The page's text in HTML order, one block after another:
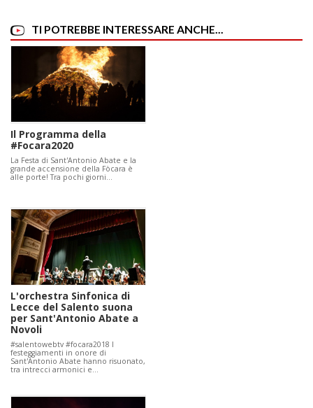
TI POTREBBE INTERESSARE ANCHE...
Il Programma della
#Focara2020
La Festa di Sant'Antonio Abate e la
grande accensione della Fòcara è
alle porte! Tra pochi giorni…
L'orchestra Sinfonica di
Lecce del Salento suona
per Sant'Antonio Abate a
Novoli
#salentowebtv #focara2018 I
festeggiamenti in onore di
Sant'Antonio Abate hanno risuonato,
tra intrecci armonici e…